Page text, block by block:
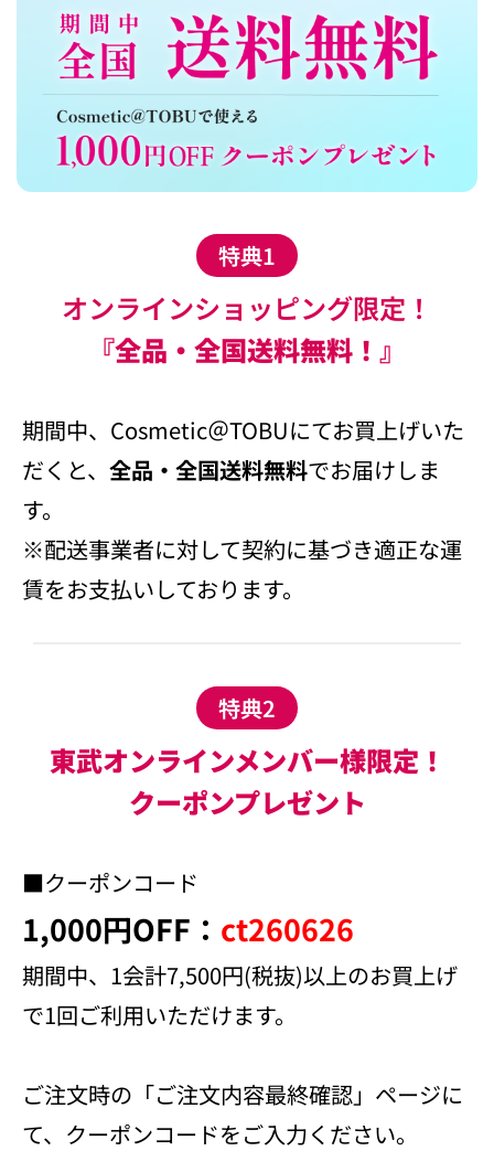
特典1
オンラインショッピング限定！
『全品・全国送料無料！』
期間中、Cosmetic＠TOBUにてお買上げいた
だくと、 全品・全国送料無料でお届けしま
す。
※配送事業者に対して契約に基づき適正な運
賃をお支払いしております。
特典2
東武オンラインメンバー様限定！
クーポンプレゼント
■クーポンコード
1,000円OFF： ct260626
期間中、1会計7,500円(税抜)以上のお買上げ
で1回ご利用いただけます。
ご注文時の「ご注文内容最終確認」ページに
て、クーポンコードをご入力ください。